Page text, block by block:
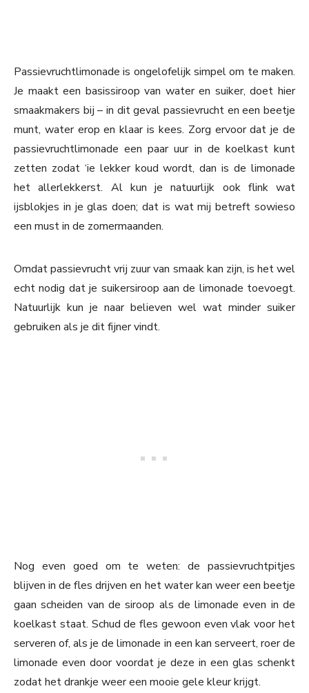
Passievruchtlimonade is ongelofelijk simpel om te maken.
Je maakt een basissiroop van water en suiker, doet hier
smaakmakers bij – in dit geval passievrucht en een beetje
munt, water erop en klaar is kees. Zorg ervoor dat je de
passievruchtlimonade een paar uur in de koelkast kunt
zetten zodat ‘ie lekker koud wordt, dan is de limonade
het allerlekkerst. Al kun je natuurlijk ook flink wat
ijsblokjes in je glas doen; dat is wat mij betreft sowieso
een must in de zomermaanden.
Omdat passievrucht vrij zuur van smaak kan zijn, is het wel
echt nodig dat je suikersiroop aan de limonade toevoegt.
Natuurlijk kun je naar believen wel wat minder suiker
gebruiken als je dit fijner vindt.
Nog even goed om te weten: de passievruchtpitjes
blijven in de fles drijven en het water kan weer een beetje
gaan scheiden van de siroop als de limonade even in de
koelkast staat. Schud de fles gewoon even vlak voor het
serveren of, als je de limonade in een kan serveert, roer de
limonade even door voordat je deze in een glas schenkt
zodat het drankje weer een mooie gele kleur krijgt.